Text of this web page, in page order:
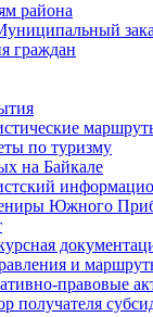
района
граждан
по туризму
на Байкале
Южного
и
правовые
получателя